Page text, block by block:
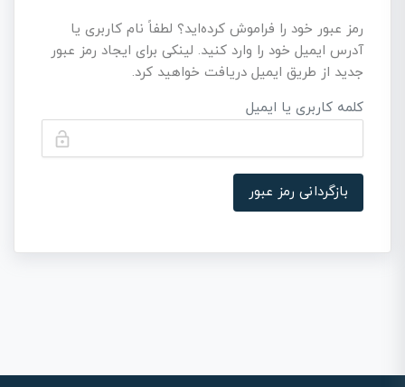
رمز عبور خود را فراموش کرده‌اید؟ لطفاً نام کاربری یا
آدرس ایمیل خود را وارد کنید. لینکی برای ایجاد رمز عبور
جدید از طریق ایمیل دریافت خواهید کرد.
کلمه کاربری یا ایمیل
lock_open
بازگردانی رمز عبور